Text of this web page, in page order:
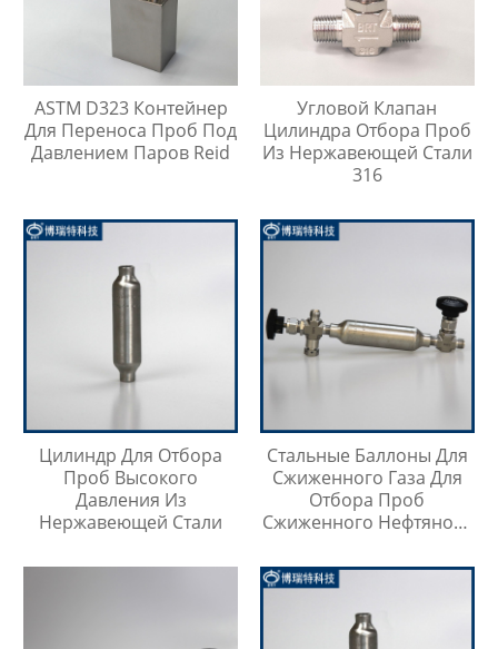
ASTM D323 Контейнер
Для Переноса Проб Под
Давлением Паров Reid
Угловой Клапан
Цилиндра Отбора Проб
Из Нержавеющей Стали
316
Цилиндр Для Отбора
Проб Высокого
Давления Из
Нержавеющей Стали
Стальные Баллоны Для
Сжиженного Газа Для
Отбора Проб
Сжиженного Нефтяного